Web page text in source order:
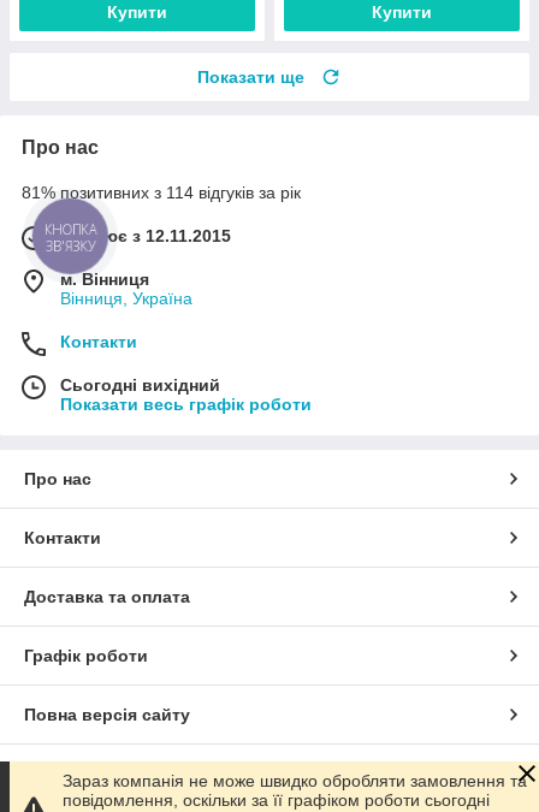
Купити Купити
Показати ще
Про нас
81% позитивних з 114 відгуків за рік
Працює з 12.11.2015
м. Вінниця
Вінниця, Україна
Контакти
Сьогодні вихідний
Показати весь графік роботи
Про нас
Контакти
Доставка та оплата
Графік роботи
Повна версія сайту
Сайт створено на маркетплейсі Prom.ua
Зараз компанія не може швидко обробляти замовлення та
повідомлення, оскільки за її графіком роботи сьогодні
КНОПКА
ЗВ'ЯЗКУ